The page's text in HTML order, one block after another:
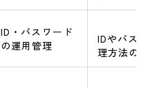
ID・パスワード
の運用管理
IDやパス
理方法の